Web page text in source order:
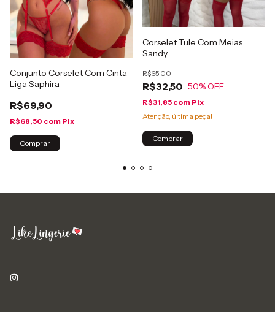
Conjunto Corselet Com Cinta
Liga Saphira
R$69,90
R$68,50 com Pix
Comprar
Corselet Tule Com Meias
Sandy
R$32,50
R$65,00
50% OFF
R$31,85 com Pix
Atenção, última peça!
Comprar